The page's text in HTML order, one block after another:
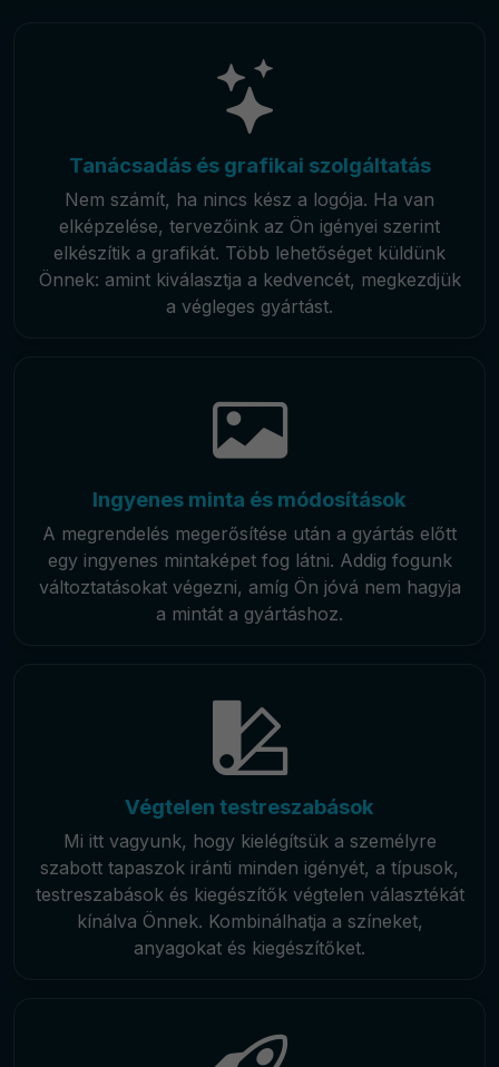
Tanácsadás és grafikai szolgáltatás
Nem számít, ha nincs kész a logója. Ha van
elképzelése, tervezőink az Ön igényei szerint
elkészítik a grafikát. Több lehetőséget küldünk
Önnek: amint kiválasztja a kedvencét, megkezdjük
a végleges gyártást.
Ingyenes minta és módosítások
A megrendelés megerősítése után a gyártás előtt
egy ingyenes mintaképet fog látni. Addig fogunk
változtatásokat végezni, amíg Ön jóvá nem hagyja
a mintát a gyártáshoz.
Végtelen testreszabások
Mi itt vagyunk, hogy kielégítsük a személyre
szabott tapaszok iránti minden igényét, a típusok,
testreszabások és kiegészítők végtelen választékát
kínálva Önnek. Kombinálhatja a színeket,
anyagokat és kiegészítőket.